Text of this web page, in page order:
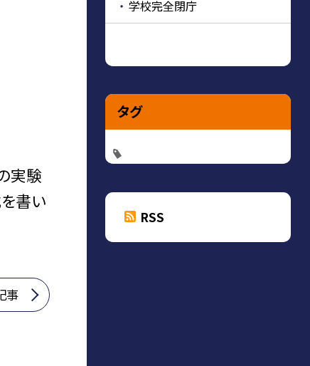
実験
書い
事
学校完全閉庁
タグ
RSS